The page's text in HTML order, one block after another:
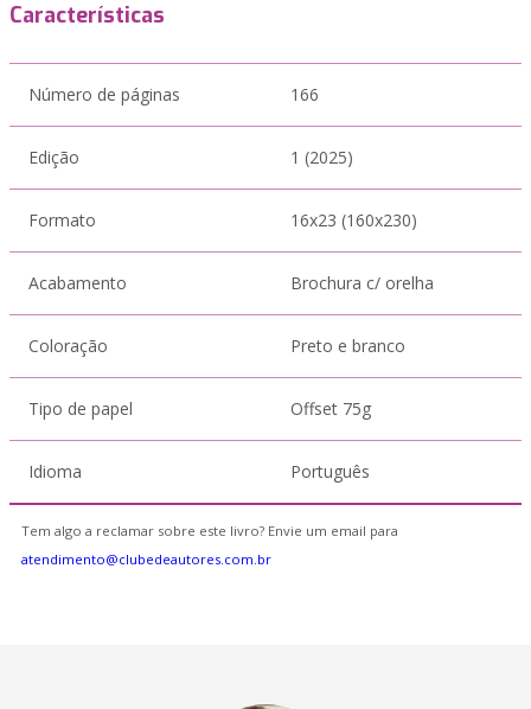
Características
Número de páginas 166
Edição 1 (2025)
Formato 16x23 (160x230)
Acabamento Brochura c/ orelha
Coloração Preto e branco
Tipo de papel Offset 75g
Idioma Português
Tem algo a reclamar sobre este livro? Envie um email para
atendimento@clubedeautores.com.br